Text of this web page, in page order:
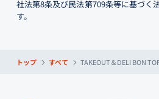
社法第8条及び民法第709条等に基づく
す。
トップ すべて